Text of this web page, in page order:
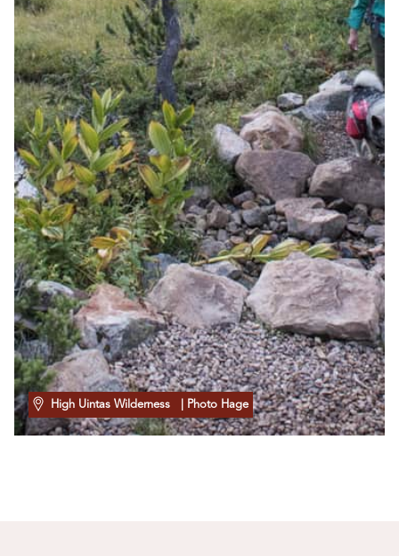
High Uintas Wilderness | Photo Hage